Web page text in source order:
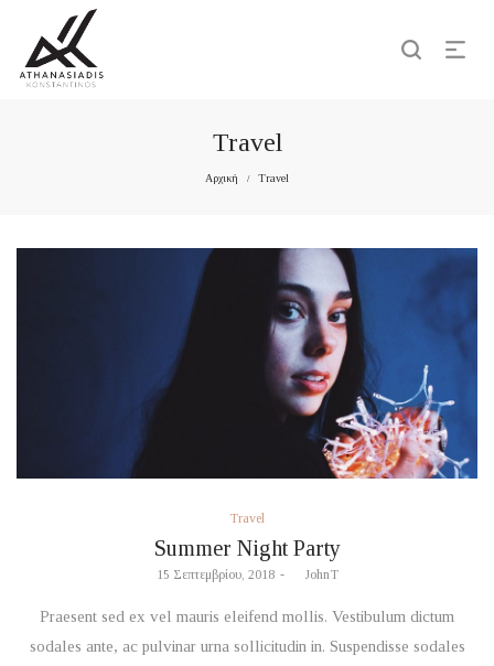
Travel
Αρχική / Travel
Posted
in
Travel
Summer Night Party
Posted
15 Σεπτεμβρίου, 2018 JohnT
Praesent sed ex vel mauris eleifend mollis. Vestibulum dictum
sodales ante, ac pulvinar urna sollicitudin in. Suspendisse sodales